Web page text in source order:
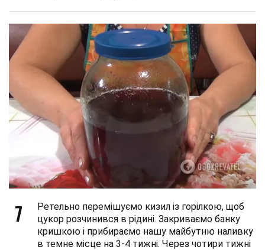
7
Ретельно перемішуємо кизил із горілкою, щоб
цукор розчинився в рідині. Закриваємо банку
кришкою і прибираємо нашу майбутню наливку
в темне місце на 3-4 тижні. Через чотири тижні